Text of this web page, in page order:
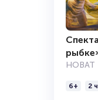
НОВАТ
6+ 2